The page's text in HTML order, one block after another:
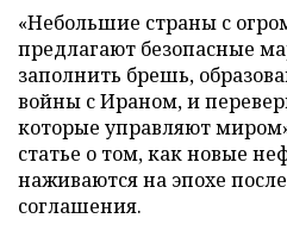
«Небольшие страны с
предлагают безопасные
заполнить брешь,
войны с Ираном, и
которые управляют
статье о том, как новые
наживаются на эпохе
соглашения.